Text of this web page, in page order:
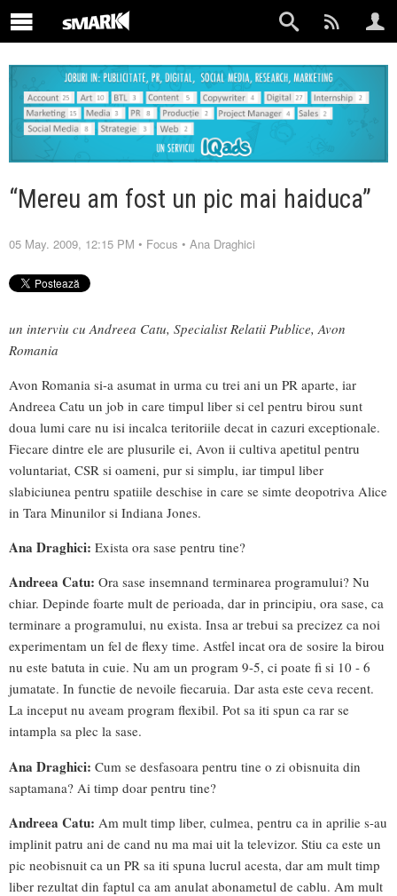
“Mereu am fost un pic mai haiduca”
05 May. 2009, 12:15 PM • Focus • Ana Draghici
un interviu cu Andreea Catu, Specialist Relatii Publice, Avon
Romania
Avon Romania si-a asumat in urma cu trei ani un PR aparte, iar
Andreea Catu un job in care timpul liber si cel pentru birou sunt
doua lumi care nu isi incalca teritoriile decat in cazuri exceptionale.
Fiecare dintre ele are plusurile ei, Avon ii cultiva apetitul pentru
voluntariat, CSR si oameni, pur si simplu, iar timpul liber
slabiciunea pentru spatiile deschise in care se simte deopotriva Alice
in Tara Minunilor si Indiana Jones.
Ana Draghici: Exista ora sase pentru tine?
Andreea Catu: Ora sase insemnand terminarea programului? Nu
chiar. Depinde foarte mult de perioada, dar in principiu, ora sase, ca
terminare a programului, nu exista. Insa ar trebui sa precizez ca noi
experimentam un fel de flexy time. Astfel incat ora de sosire la birou
nu este batuta in cuie. Nu am un program 9-5, ci poate fi si 10 - 6
jumatate. In functie de nevoile fiecaruia. Dar asta este ceva recent.
La inceput nu aveam program flexibil. Pot sa iti spun ca rar se
intampla sa plec la sase.
Ana Draghici: Cum se desfasoara pentru tine o zi obisnuita din
saptamana? Ai timp doar pentru tine?
Andreea Catu: Am mult timp liber, culmea, pentru ca in aprilie s-au
implinit patru ani de cand nu ma mai uit la televizor. Stiu ca este un
pic neobisnuit ca un PR sa iti spuna lucrul acesta, dar am mult timp
liber rezultat din faptul ca am anulat abonametul de cablu. Am mult